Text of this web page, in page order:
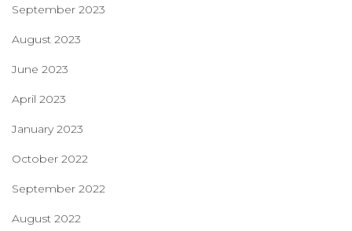
September 2023
August 2023
June 2023
April 2023
January 2023
October 2022
September 2022
August 2022